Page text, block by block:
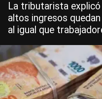
La tributarista
altos ingresos
al igual que